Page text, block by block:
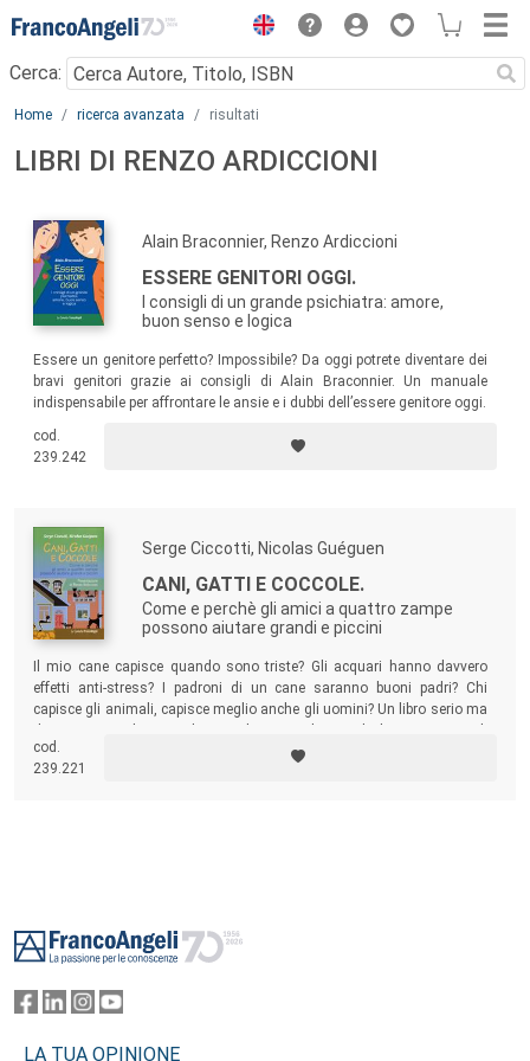
Menu
Cerca:
Main content
Home ricerca avanzata risultati
LIBRI DI RENZO ARDICCIONI
Alain Braconnier, Renzo Ardiccioni
ESSERE GENITORI OGGI.
I consigli di un grande psichiatra: amore,
buon senso e logica
Essere un genitore perfetto? Impossibile? Da oggi potrete diventare dei
bravi genitori grazie ai consigli di Alain Braconnier. Un manuale
indispensabile per affrontare le ansie e i dubbi dell’essere genitore oggi.
cod.
239.242
Serge Ciccotti, Nicolas Guéguen
CANI, GATTI E COCCOLE.
Come e perchè gli amici a quattro zampe
possono aiutare grandi e piccini
Il mio cane capisce quando sono triste? Gli acquari hanno davvero
effetti anti-stress? I padroni di un cane saranno buoni padri? Chi
capisce gli animali, capisce meglio anche gli uomini? Un libro serio ma
deve sopportare per amore degli altri…
cod.
239.221
LA TUA OPINIONE